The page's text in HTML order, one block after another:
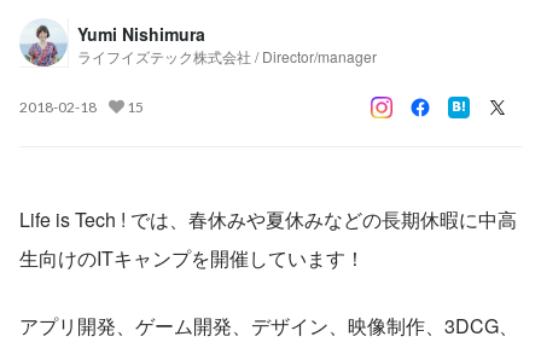
Yumi Nishimura
ライフイズテック株式会社 / Director/manager
2018-02-18 15
Life is Tech ! では、春休みや夏休みなどの長期休暇に中高
生向けのITキャンプを開催しています！
アプリ開発、ゲーム開発、デザイン、映像制作、3DCG、